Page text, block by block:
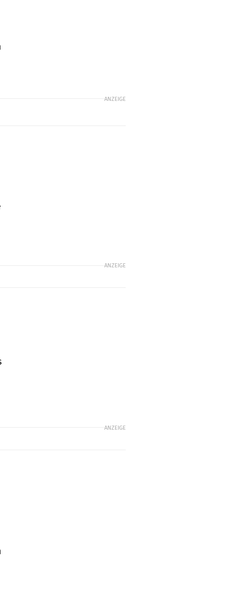
ANZEIGE
ANZEIGE
ANZEIGE